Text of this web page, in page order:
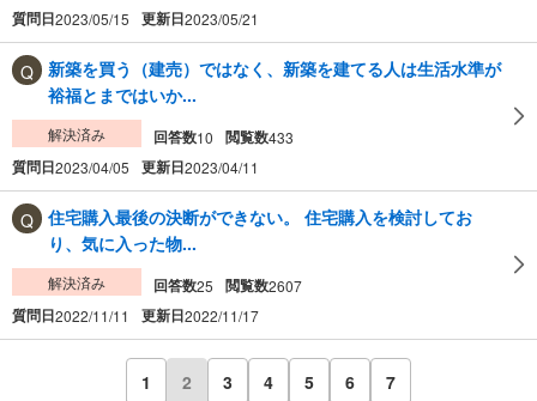
質問日2023/05/15 更新日2023/05/21
新築を買う（建売）ではなく、新築を建てる人は生活水準が
裕福とまではいか...
解決済み 回答数10 閲覧数433
質問日2023/04/05 更新日2023/04/11
住宅購入最後の決断ができない。 住宅購入を検討してお
り、気に入った物...
解決済み 回答数25 閲覧数2607
質問日2022/11/11 更新日2022/11/17
1 2 3 4 5 6 7